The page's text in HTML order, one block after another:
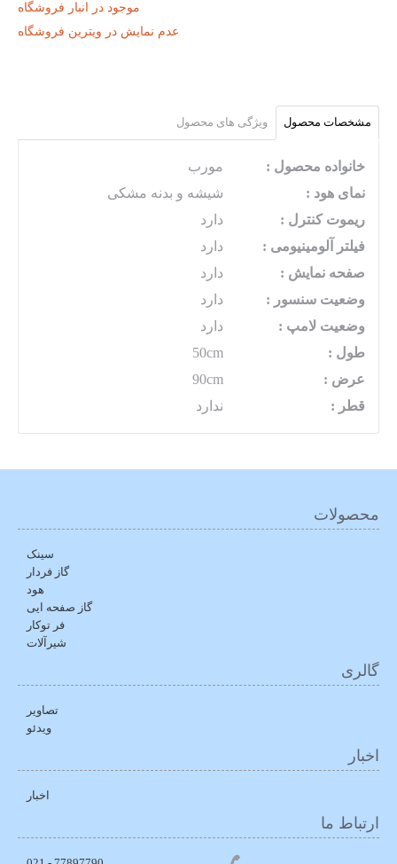
موجود در انبار فروشگاه
عدم نمایش در ویترین فروشگاه
مشخصات محصول ویژگی های محصول
خانواده محصول :
مورب
نمای هود :
شیشه و بدنه مشکی
ریموت کنترل :
دارد
فیلتر آلومینیومی :
دارد
صفحه نمایش :
دارد
وضعیت سنسور :
دارد
وضعیت لامپ :
دارد
طول :
50cm
عرض :
90cm
قطر :
ندارد
محصولات
سینک
گاز فردار
هود
گاز صفحه ایی
فر توکار
شیرآلات
گالری
تصاویر
ویدئو
اخبار
اخبار
ارتباط ما